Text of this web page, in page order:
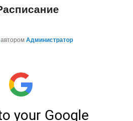
авторомАдминистратор